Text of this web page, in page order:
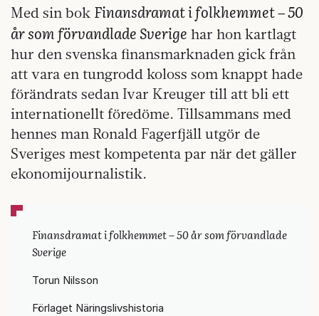
Med sin bok Finansdramat i folkhemmet – 50
år som förvandlade Sverige har hon kartlagt
hur den svenska finansmarknaden gick från
att vara en tungrodd koloss som knappt hade
förändrats sedan Ivar Kreuger till att bli ett
internationellt föredöme. Tillsammans med
hennes man Ronald Fagerfjäll utgör de
Sveriges mest kompetenta par när det gäller
ekonomijournalistik.
Finansdramat i folkhemmet – 50 år som förvandlade
Sverige
Torun Nilsson
Förlaget Näringslivshistoria